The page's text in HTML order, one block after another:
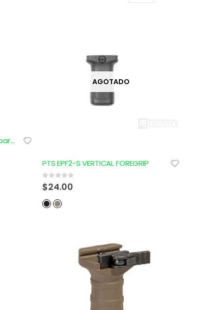
Empuñadura de Madera LCT para Rifles modelo AK47
AGOTADO
PTS EPF2-S VERTICAL FOREGRIP
0out of 5
$24.00